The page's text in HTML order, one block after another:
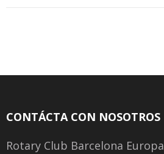
CONTÁCTA CON NOSOTROS
Rotary Club Barcelona Europa